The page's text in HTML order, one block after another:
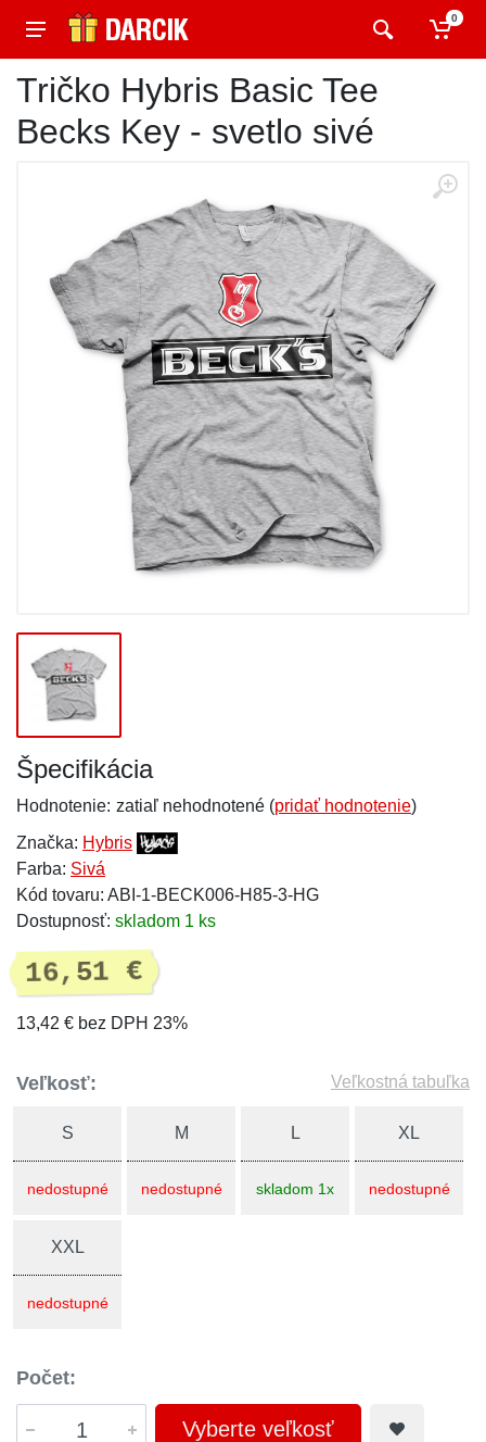
0
Tričko Hybris Basic Tee
Becks Key - svetlo sivé
Špecifikácia
Hodnotenie: zatiaľ nehodnotené (pridať hodnotenie)
Značka: Hybris
Farba: Sivá
Kód tovaru: ABI-1-BECK006-H85-3-HG
Dostupnosť: skladom 1 ks
16,51 €
13,42 € bez DPH 23%
Veľkosť: Veľkostná tabuľka
S
nedostupné
M
nedostupné
L
skladom 1x
XL
nedostupné
XXL
nedostupné
Počet:
Vyberte veľkosť